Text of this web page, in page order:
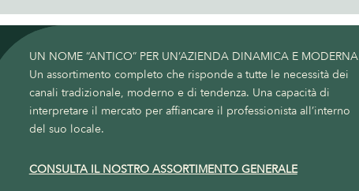
UN NOME “ANTICO” PER UN’AZIENDA DINAMICA E MODERNA
Un assortimento completo che risponde a tutte le necessità dei
canali tradizionale, moderno e di tendenza. Una capacità di
interpretare il mercato per affiancare il professionista all’interno
del suo locale.
CONSULTA IL NOSTRO ASSORTIMENTO GENERALE